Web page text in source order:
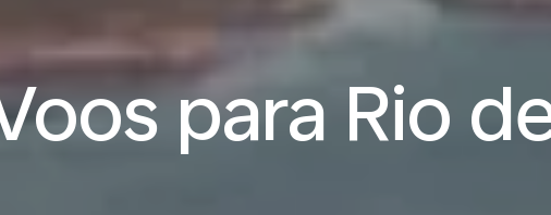
para Rio